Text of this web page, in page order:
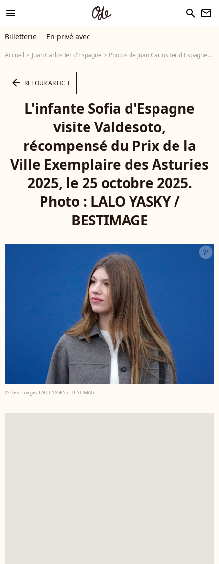
menu search newsletter
Billetterie En privé avec
Accueil Juan Carlos Ier d'Espagne Photos de Juan Carlos Ier d'Espagne
arrow_left RETOUR ARTICLE
L'infante Sofia d'Espagne
visite Valdesoto,
récompensé du Prix de la
Ville Exemplaire des Asturies
2025, le 25 octobre 2025.
Photo : LALO YASKY /
BESTIMAGE
© BestImage, LALO YASKY / BESTIMAGE